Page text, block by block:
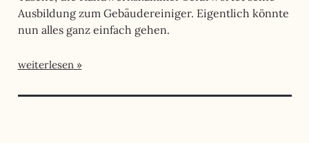
Ausbildung zum Gebäudereiniger. Eigentlich könnte
nun alles ganz einfach gehen.
weiterlesen